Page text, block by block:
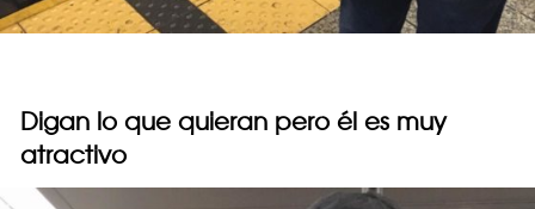
Digan lo que quieran pero él es muy
atractivo